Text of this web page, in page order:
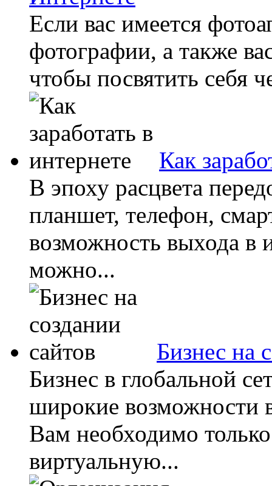
Если вас имеется
фотографии, а также
чтобы посвятить себя
Как
В эпоху расцвета
планшет, телефон,
возможность выхода в
можно...
Бизнес на
Бизнес в глобальной
широкие возможности
Вам необходимо
виртуальную...